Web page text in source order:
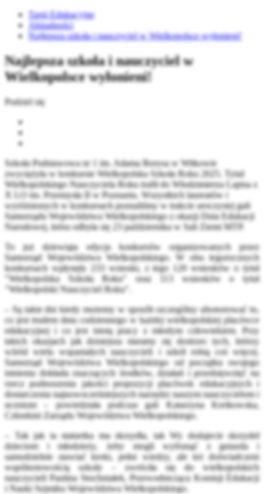
Targi Edukacyjne
Aktualności
Najlepsza szkoła i nauczyciel w Wielkopolsce wyłonieni!
Najlepsza szkoła i nauczyciel w
Wielkopolsce wyłonieni!
Podziel się
Szkoła Podstawowa nr 1 im. Adama Borysa w Witkowie
zwyciężyła w konkursie Wielkopolska Szkoła Roku 2025. Tytuł
Wielkopolskiego Nauczyciela Roku trafił do Włodzimierza Lapisa z
X LO im. Przemysła II w Poznaniu. Wszystkich laureatów i
wyróżnionych w konkursach poznaliśmy w trakcie uroczystej gali
Samorządu Województwa Wielkopolskiego z okazji Dnia Edukacji
Narodowej, która odbyła się 23 października w Sali Ziemi MTP.
To już dziewiąta edycja konkursów organizowanych przez
Samorząd Województwa Wielkopolskiego. W obu tegorocznych
konkursach wpłynęły 233 wnioski, z tego 120 wniosków o tytuł
"Wielkopolska Szkoła Roku" oraz 113 wniosków o tytuł
"Wielkopolski Nauczyciel Roku".
– Są takie dni kiedy możemy w sposób szczególny uhonorować to,
co jest trudem dnia codziennego w każdej wielkopolskiej placówce
edukacyjnej i co jest istotą pracy z młodym człowiekiem. Przy
takich okazjach jak dzisiejsza staramy się dostrzec tych, którzy
wśród wielu wspaniałych nauczycieli i szkół robią coś więcej.
Samorząd Województwa Wielkopolskiego od początku swojego
istnienia dokłada znaczących środków, działań i przedsięwzięć na
rzecz podnoszenia jakości propozycji placówek edukacyjnych i
dostarczenia najnowocześniejszych narzędzi naszym nauczycielom i
uczniom – powiedziała podczas gali Katarzyna Kretkowska,
Członkini Zarządu Województwa Wielkopolskiego.
– Tak jak ta statuetka ma skrzydła, tak Wy dodajecie skrzydeł
dzieciom i młodzieży, żeby mogli wyfrunąć z gniazda i
samodzielnie stawiać kroki, pełni wiedzy, ale też doświadczeni
wspólnotowością szkoły – zwróciła się do wielkopolskich
nauczycieli Paulina Stochniałek, Przewodnicząca Komisji Edukacji
i Nauki Sejmiku Województwa Wielkopolskiego.